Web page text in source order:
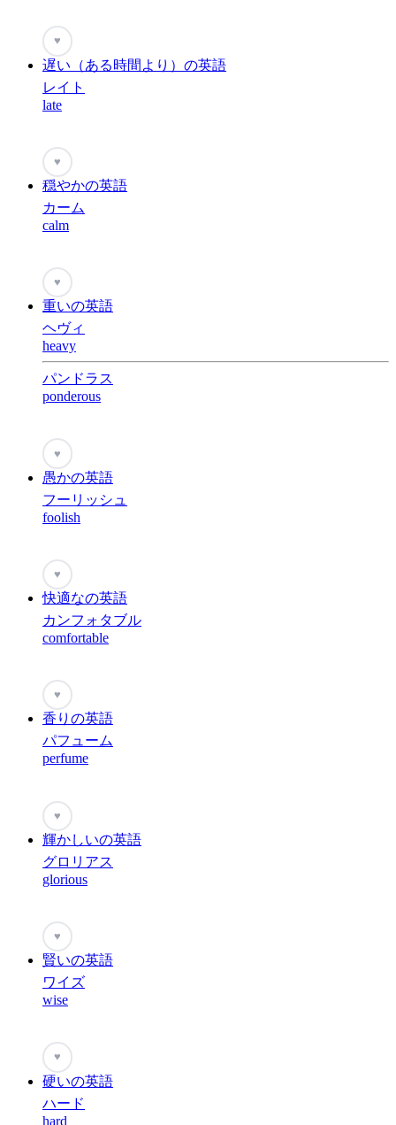
♥
遅い（ある時間より）の英語
レイト
late
♥
穏やかの英語
カーム
calm
♥
重いの英語
ヘヴィ
heavy
パンドラス
ponderous
♥
愚かの英語
フーリッシュ
foolish
♥
快適なの英語
カンフォタブル
comfortable
♥
香りの英語
パフューム
perfume
♥
輝かしいの英語
グロリアス
glorious
♥
賢いの英語
ワイズ
wise
♥
硬いの英語
ハード
hard